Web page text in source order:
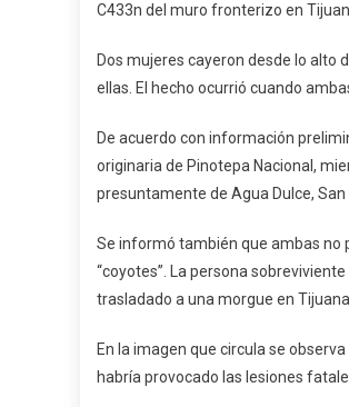
C433n del muro fronterizo en
Dos mujeres cayeron desde lo alto
ellas. El hecho ocurrió cuando
De acuerdo con información
originaria de Pinotepa Nacional,
presuntamente de Agua Dulce, San
Se informó también que ambas no
“coyotes”. La persona
trasladado a una morgue en Tijuana.
En la imagen que circula se
habría provocado las lesiones